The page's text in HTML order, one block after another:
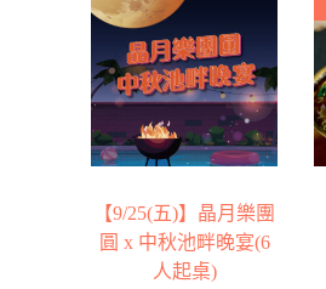
【9/25(五)】晶月樂團
圓 x 中秋池畔晚宴(6
人起桌)